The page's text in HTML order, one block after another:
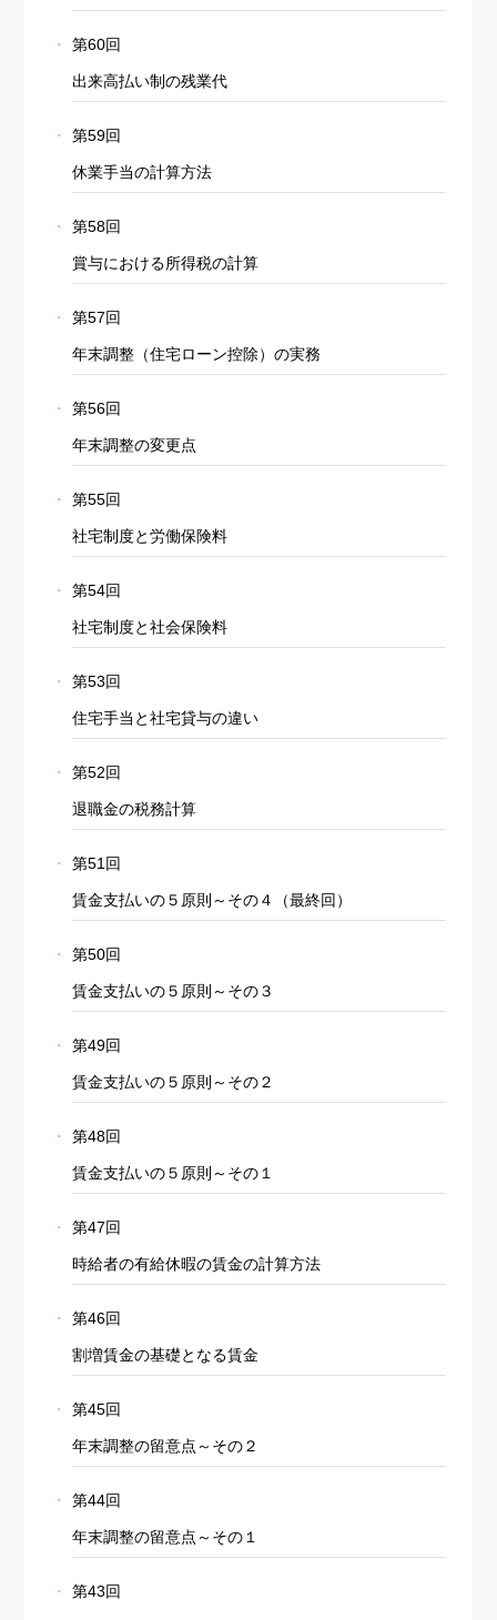
第60回
出来高払い制の残業代
第59回
休業手当の計算方法
第58回
賞与における所得税の計算
第57回
年末調整（住宅ローン控除）の実務
第56回
年末調整の変更点
第55回
社宅制度と労働保険料
第54回
社宅制度と社会保険料
第53回
住宅手当と社宅貸与の違い
第52回
退職金の税務計算
第51回
賃金支払いの５原則～その４（最終回）
第50回
賃金支払いの５原則～その３
第49回
賃金支払いの５原則～その２
第48回
賃金支払いの５原則～その１
第47回
時給者の有給休暇の賃金の計算方法
第46回
割増賃金の基礎となる賃金
第45回
年末調整の留意点～その２
第44回
年末調整の留意点～その１
第43回